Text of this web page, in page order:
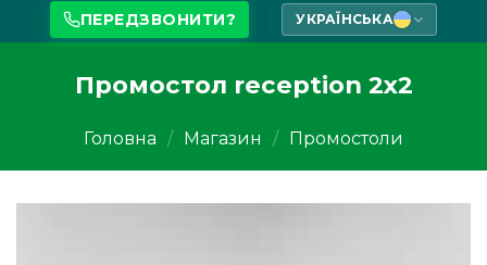
ПЕРЕДЗВОНИТИ? УКРАЇНСЬКА
Промостол reception 2х2
Головна / Магазин / Промостоли